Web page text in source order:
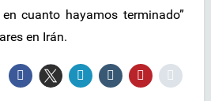
cuanto hayamos terminado”
en Irán.